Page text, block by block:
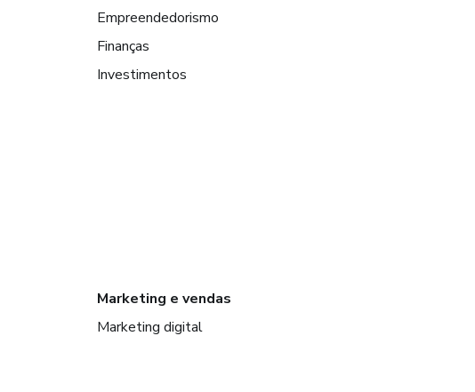
Empreendedorismo
Finanças
Investimentos
Marketing e vendas
Marketing digital